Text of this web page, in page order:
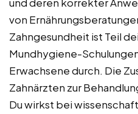
und deren korrekter
von
Zahngesundheit ist Teil
Mundhygiene-
Erwachsene durch. Die
Zahnärzten zur
Du wirkst bei